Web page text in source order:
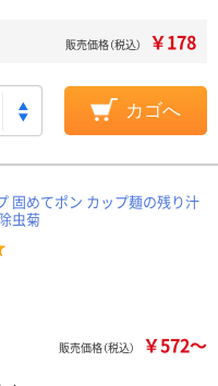
販売価格（税込） ￥178
カゴへ
固めてポン カップ麺の残り汁
虫菊
販売価格（税込） ￥572～